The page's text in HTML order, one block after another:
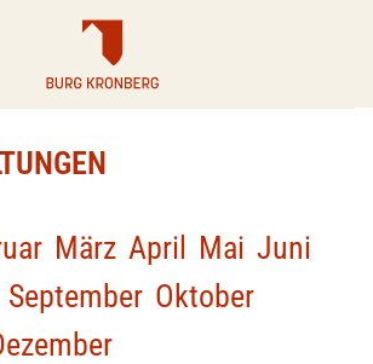
März April Mai Juni
September Oktober